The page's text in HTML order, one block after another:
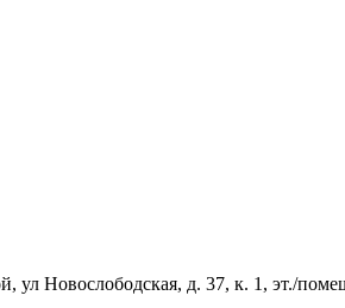
ул Новослободская, д. 37, к. 1, эт./